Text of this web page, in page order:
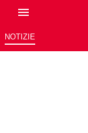
NOTIZIE